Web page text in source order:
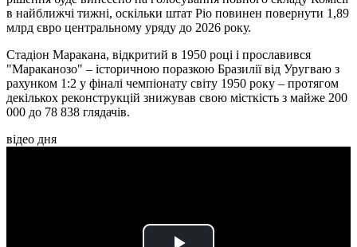
в найближчі тижні, оскільки штат Ріо повинен повернути 1,89
млрд євро центральному уряду до 2026 року.
Стадіон Маракана, відкритий в 1950 році і прославився
"Мараканозо" – історичною поразкою Бразилії від Уругваю з
рахунком 1:2 у фіналі чемпіонату світу 1950 року – протягом
декількох реконструкцій знижував свою місткість з майже 200
000 до 78 838 глядачів.
відео дня